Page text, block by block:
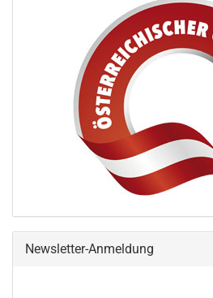
Newsletter-Anmeldung